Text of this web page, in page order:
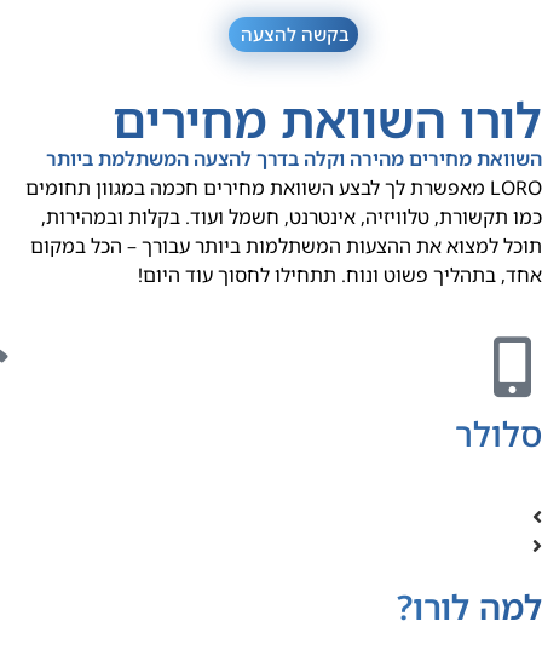
בקשה להצעה
לורו השוואת מחירים
השוואת מחירים מהירה וקלה בדרך להצעה המשתלמת ביותר
LORO מאפשרת לך לבצע השוואת מחירים חכמה במגוון תחומים
כמו תקשורת, טלוויזיה, אינטרנט, חשמל ועוד. בקלות ובמהירות,
תוכל למצוא את ההצעות המשתלמות ביותר עבורך – הכל במקום
אחד, בתהליך פשוט ונוח. תתחילו לחסוך עוד היום!
סלולר
למה לורו?